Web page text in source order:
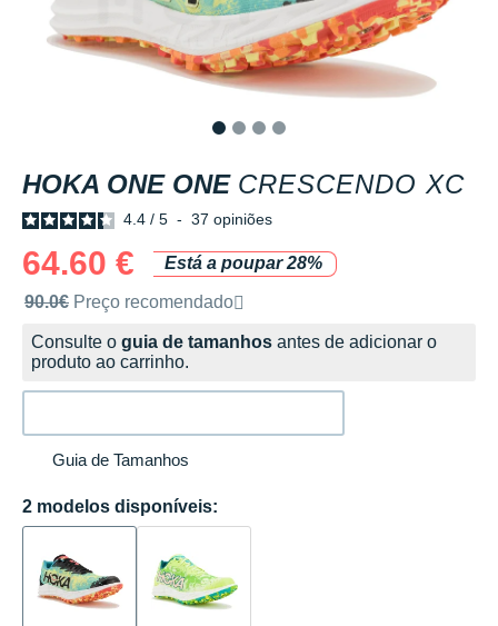
HOKA ONE ONE CRESCENDO XC
4.4 / 5 - 37 opiniões
64.60 €
Está a poupar 28%
Preço de venda recomendado pela marca
90.0€ Preço recomendado
Consulte o guia de tamanhos antes de adicionar o
produto ao carrinho.
Guia de Tamanhos
2 modelos disponíveis: